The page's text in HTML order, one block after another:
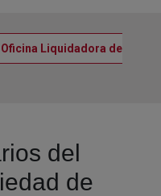
Liquidadora de
del
de